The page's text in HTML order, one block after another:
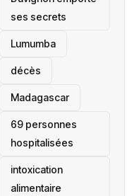
ses secrets
Lumumba
décès
‎Madagascar
69 personnes
hospitalisées
intoxication
alimentaire